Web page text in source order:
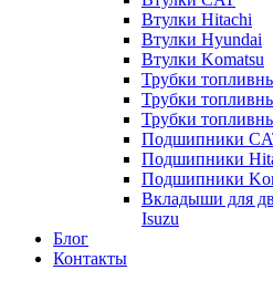
Втулки Hitachi
Втулки Hyundai
Втулки Komatsu
Трубки
Трубки
Трубки
Подшипники
Подшипники
Подшипники
Вкладыши для
Isuzu
Блог
Контакты